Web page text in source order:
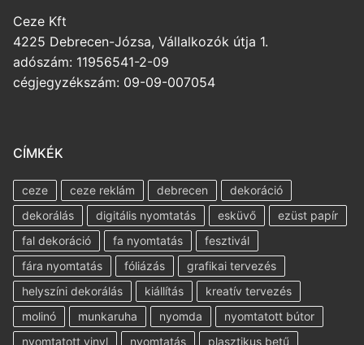
Ceze Kft
4225 Debrecen-Józsa, Vállalkozók útja 1.
adószám: 11956541-2-09
cégjegyzékszám: 09-09-007054
CÍMKÉK
ceze ceze reklám debrecen
dekoráció
dekorálás
digitális nyomtatás esküvő
ezüst papír
fal dekoráció
fa nyomtatás
fesztivál
fára nyomtatás
fóliázás
grafikai tervezés
helyszíni dekorálás
kiállítás
kreatív tervezés
molinó
munkaruha nyomda
nyomtatott bútor
nyomtatott vinyl
nyomtatás plasztikus betű